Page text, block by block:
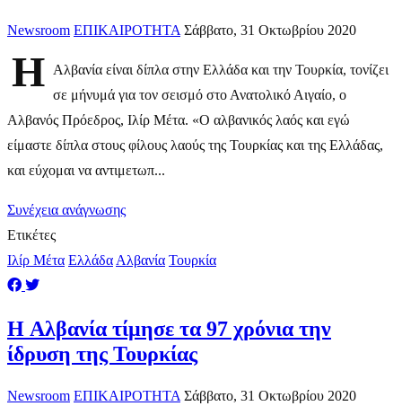
Newsroom ΕΠΙΚΑΙΡΟΤΗΤΑ Σάββατο, 31 Οκτωβρίου 2020
Η
Αλβανία είναι δίπλα στην Ελλάδα και την Τουρκία, τονίζει
σε μήνυμά για τον σεισμό στο Ανατολικό Αιγαίο, ο
Αλβανός Πρόεδρος, Ιλίρ Μέτα. «Ο αλβανικός λαός και εγώ
είμαστε δίπλα στους φίλους λαούς της Τουρκίας και της Ελλάδας,
και εύχομαι να αντιμετωπ...
Συνέχεια ανάγνωσης
Ετικέτες
Ιλίρ Μέτα Ελλάδα Αλβανία Τουρκία
H Αλβανία τίμησε τα 97 χρόνια την
ίδρυση της Τουρκίας
Newsroom ΕΠΙΚΑΙΡΟΤΗΤΑ Σάββατο, 31 Οκτωβρίου 2020